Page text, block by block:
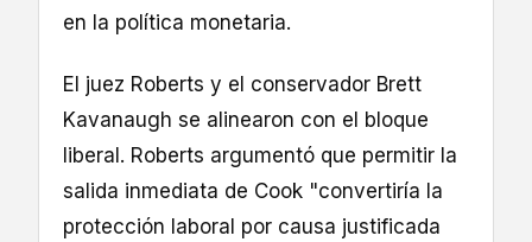
en la política monetaria.
El juez Roberts y el conservador Brett
Kavanaugh se alinearon con el bloque
liberal. Roberts argumentó que permitir la
salida inmediata de Cook "convertiría la
protección laboral por causa justificada